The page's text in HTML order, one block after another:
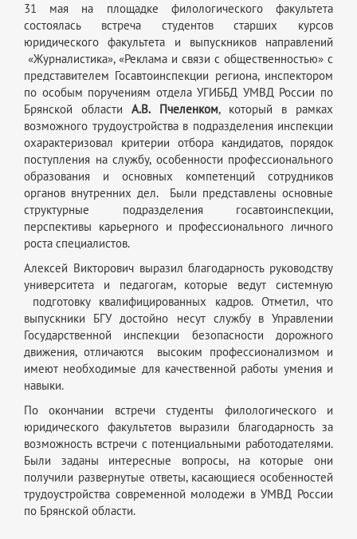
31 мая на площадке филологического факультета
состоялась встреча студентов старших курсов
юридического факультета и выпускников направлений
«Журналистика», «Реклама и связи с общественностью» с
представителем Госавтоинспекции региона, инспектором
по особым поручениям отдела УГИББД УМВД России по
Брянской областиА.В. Пчеленком, который в рамках
возможного трудоустройства в подразделения инспекции
охарактеризовал критерии отбора кандидатов, порядок
поступления на службу, особенности профессионального
образования и основных компетенций сотрудников
органов внутренних дел. Были представлены основные
структурные подразделения госавтоинспекции,
перспективы карьерного и профессионального личного
роста специалистов.
Алексей Викторович выразил благодарность руководству
университета и педагогам, которые ведут системную
подготовку квалифицированных кадров. Отметил, что
выпускники БГУ достойно несут службу в Управлении
Государственной инспекции безопасности дорожного
движения, отличаются высоким профессионализмом и
имеют необходимые для качественной работы умения и
навыки.
По окончании встречи студенты филологического и
юридического факультетов выразили благодарность за
возможность встречи с потенциальными работодателями.
Были заданы интересные вопросы, на которые они
получили развернутые ответы, касающиеся особенностей
трудоустройства современной молодежи в УМВД России
по Брянской области.